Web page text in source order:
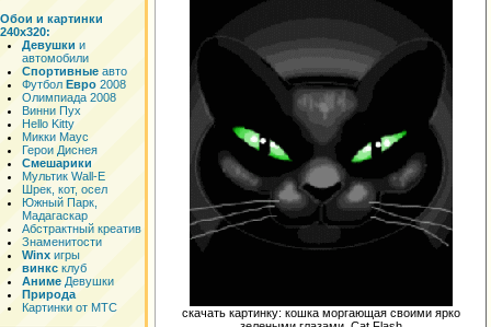
Обои и картинки
240x320:
Девушки и
автомобили
Спортивные авто
Футбол Евро 2008
Олимпиада 2008
Винни Пух
Hello Kitty
Микки Маус
Герои Диснея
Смешарики
Мультик Wall-E
Шрек, кот, осел
Южный Парк,
Мадагаскар
Абстрактный креатив
Знаменитости
Winx игры
винкс клуб
Аниме Девушки
Природа
Картинки от МТС
скачать картинку: кошка моргающая своими ярко